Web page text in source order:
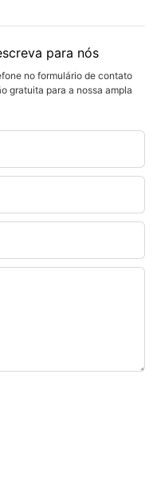
para nós
no formulário de contato
gratuita para a nossa ampla